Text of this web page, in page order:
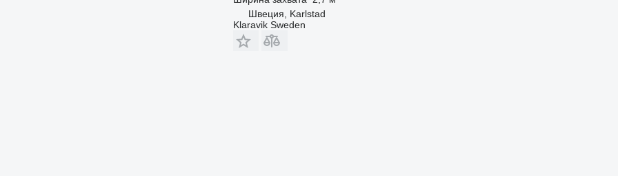
Швеция, Karlstad
Klaravik Sweden